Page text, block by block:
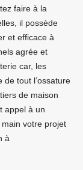
faire à la
il possède
et efficace à
agrée et
car, les
tout l’ossature
de maison
appel à un
votre projet
à